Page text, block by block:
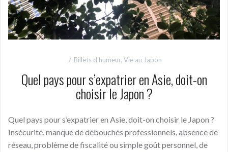
Billets d'humeur, Vie au Japon
Quel pays pour s’expatrier en Asie, doit-on
choisir le Japon ?
Quel pays pour s’expatrier en Asie, doit-on choisir le Japon ?
Insécurité, manque de débouchés professionnels, absence de
réseau, problème de fiscalité ou simple goût personnel, de